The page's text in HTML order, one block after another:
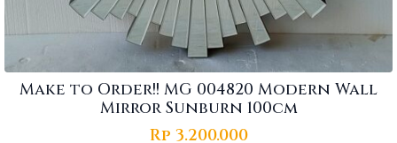
Make to Order!! MG 004820 Modern Wall
Mirror Sunburn 100cm
Rp 3.200.000